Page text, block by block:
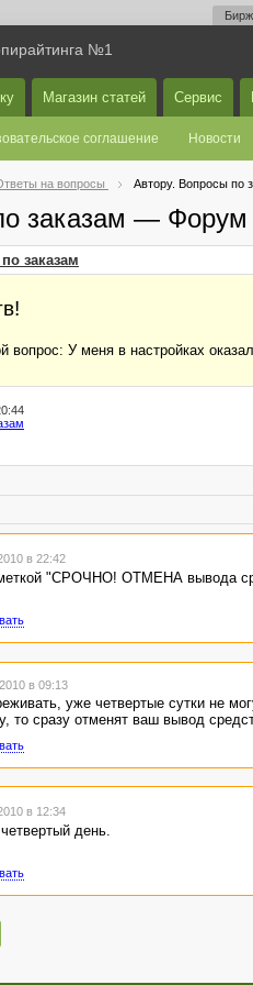
№1
Магазин статей Сервис
соглашение Новости
на вопросы Автору. Вопросы по
заказам — Форум
заказам
У меня в настройках
в 22:42
"СРОЧНО! ОТМЕНА вывода
в 09:13
уже четвертые сутки не
то сразу отменят ваш вывод
в 12:34
день.